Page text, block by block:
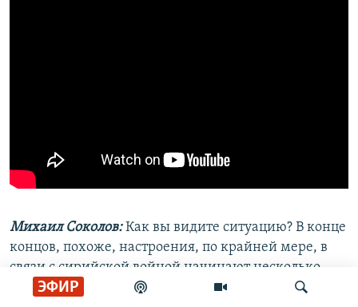
ЭФИР
Михаил Соколов:Как вы видите ситуацию? В конце
концов, похоже, настроения, по крайней мере, в
связи с сирийской войной начинают несколько
корректироваться. А есть какие-то возможности у